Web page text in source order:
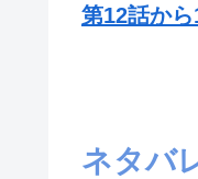
第12話か
ネタバ